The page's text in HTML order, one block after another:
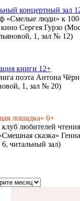
концертный зал
«Смелые люди» к
кино Сергея Гурзо
1, зал № 12)
книги 12+
поэта Антона
1, зал № 20)
лошадка» 6+
любителей
сказка»
читальный зал)